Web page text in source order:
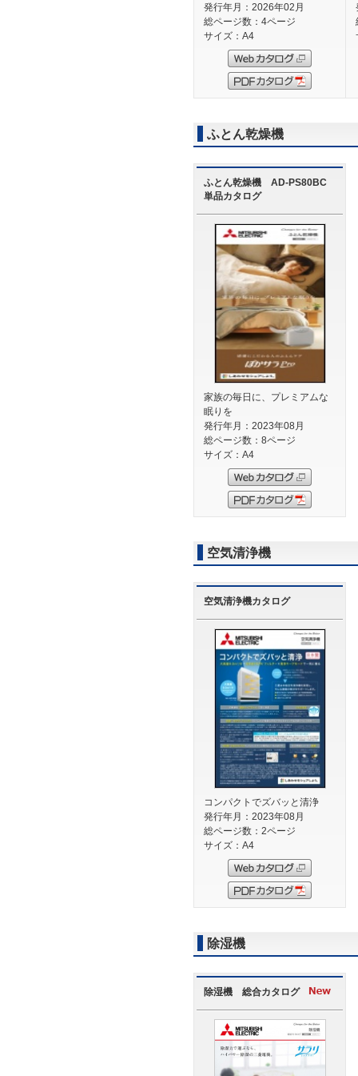
発行年月：2026年02月
総ページ数：4ページ
サイズ：A4
ふとん乾燥機
ふとん乾燥機 AD-PS80BC
単品カタログ
家族の毎日に、プレミアムな
眠りを
発行年月：2023年08月
総ページ数：8ページ
サイズ：A4
空気清浄機
空気清浄機カタログ
コンパクトでズバッと清浄
発行年月：2023年08月
総ページ数：2ページ
サイズ：A4
除湿機
除湿機 総合カタログ